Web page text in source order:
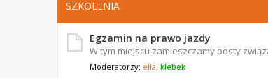
SZKOLENIA
Egzamin na prawo jazdy
W tym miejscu zamieszczamy posty
Moderatorzy: ella, klebek